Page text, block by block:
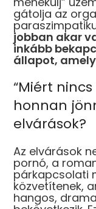
gátolja az
jobban akar
inkább
állapot,
“Miért
honnan
elvárások?
Az elvárások
pornó, a
párkapcsolati
közvetítenek,
hangos,